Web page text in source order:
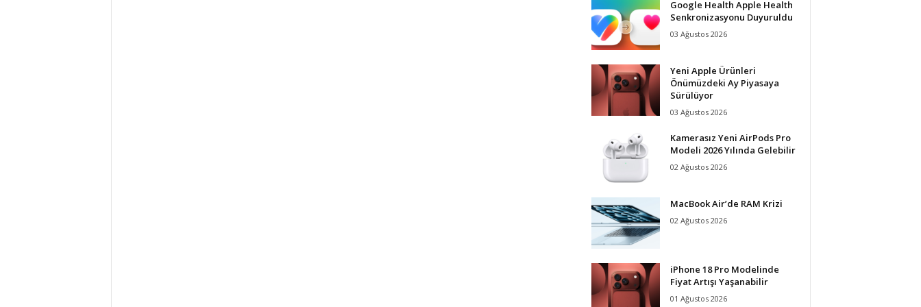
Google Health Apple Health
Senkronizasyonu Duyuruldu
03 Ağustos 2026
Yeni Apple Ürünleri
Önümüzdeki Ay Piyasaya
Sürülüyor
03 Ağustos 2026
Kamerasız Yeni AirPods Pro
Modeli 2026 Yılında Gelebilir
02 Ağustos 2026
MacBook Air’de RAM Krizi
02 Ağustos 2026
iPhone 18 Pro Modelinde
Fiyat Artışı Yaşanabilir
01 Ağustos 2026